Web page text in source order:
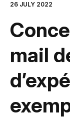
26 JULY 2022
mail